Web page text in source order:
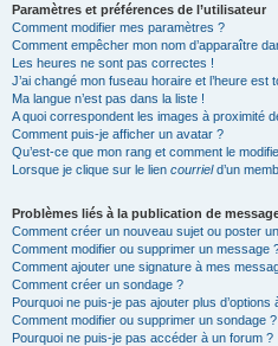
Paramètres et préférences de l’utilisateur
Comment modifier mes paramètres ?
Comment empêcher mon nom d’apparaître
Les heures ne sont pas correctes !
J’ai changé mon fuseau horaire et l’heure est
Ma langue n’est pas dans la liste !
A quoi correspondent les images à proximité
Comment puis-je afficher un avatar ?
Qu’est-ce que mon rang et comment le
Lorsque je clique sur le lien courrield’un
Problèmes liés à la publication de
Comment créer un nouveau sujet ou poster
Comment modifier ou supprimer un message
Comment ajouter une signature à mes
Comment créer un sondage ?
Pourquoi ne puis-je pas ajouter plus d’options
Comment modifier ou supprimer un sondage ?
Pourquoi ne puis-je pas accéder à un forum ?